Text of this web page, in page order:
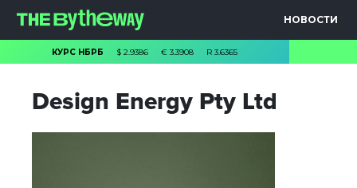
НОВОСТИ
КУРС НБРБ $2.9386 € 3.3908 R3.6365
Design Energy Pty Ltd